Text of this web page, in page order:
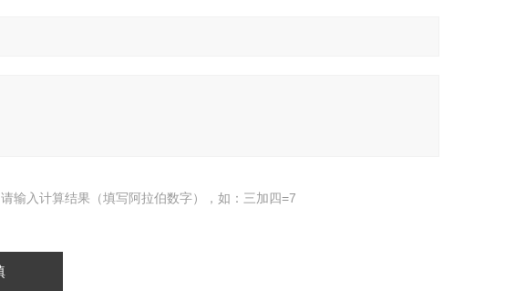
请输入计算结果（填写阿拉伯数字），如：三加四=7